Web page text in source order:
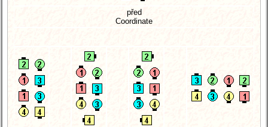
před
Coordinate